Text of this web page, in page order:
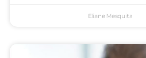
Eliane Mesquita